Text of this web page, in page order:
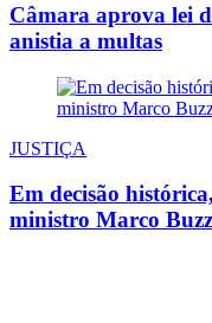
Câmara aprova lei
anistia a multas
JUSTIÇA
Em decisão
ministro Marco